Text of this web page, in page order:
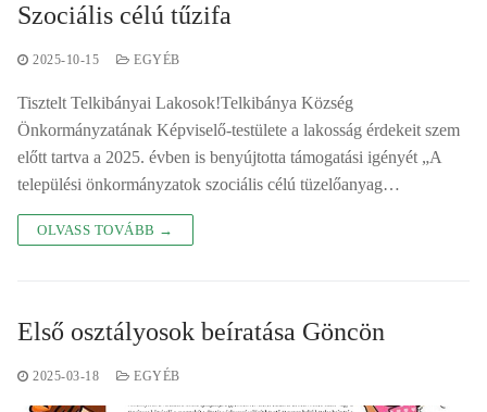
Szociális célú tűzifa
2025-10-15 EGYÉB
Tisztelt Telkibányai Lakosok!Telkibánya Község
Önkormányzatának Képviselő-testülete a lakosság érdekeit szem
előtt tartva a 2025. évben is benyújtotta támogatási igényét „A
települési önkormányzatok szociális célú tüzelőanyag…
OLVASS TOVÁBB →
Első osztályosok beíratása Göncön
2025-03-18 EGYÉB